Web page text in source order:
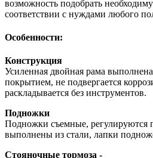
возможность подобрать
соответствии с нуждами любого
Особенности:
Конструкция
Усиленная двойная рама
покрытием, не подвергается
раскладывается без инструментов.
Подножки
Подножки съемные, регулируются
выполнены из стали, лапки
Стояночные тормоза -